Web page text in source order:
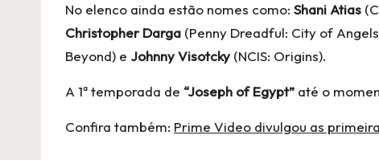
No elenco ainda estão nomes como: Shani Atias
Christopher Darga (Penny Dreadful: City of
Beyond) e Johnny Visotcky(NCIS: Origins).
A 1ª temporada de “Joseph of Egypt” até o
Confira também: Prime Video divulgou as